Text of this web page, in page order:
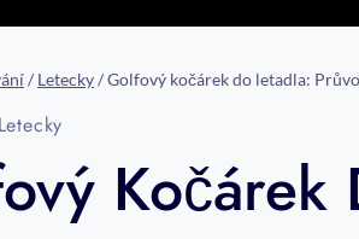
/ Letecky/Golfový kočárek do letadla:
Letecky
Kočárek